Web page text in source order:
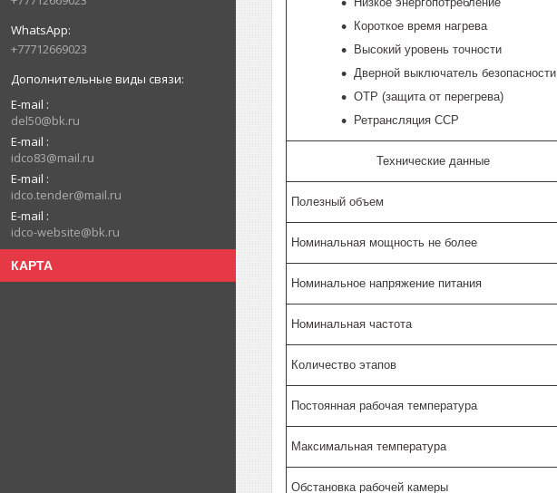
+77712669023
E-mail
del50@bk.ru
E-mail
idco83@mail.ru
E-mail
idco.tender@mail.ru
E-mail
idco-website@bk.ru
КАРТА
Короткое время нагрева
Высокий уровень точности
Дверной выключатель безопасности
OTP (защита от перегрева)
Ретрансляция ССР
Технические данные
Полезный объем
Номинальная мощность не более
Номинальное напряжение питания
Номинальная частота
Количество этапов
Постоянная рабочая температура
Максимальная температура
Обстановка рабочей камеры